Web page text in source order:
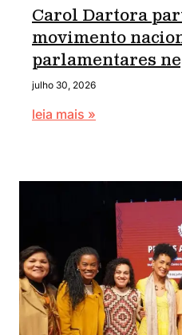
Carol Dartora
movimento
parlamentares
julho 30, 2026
leia mais »